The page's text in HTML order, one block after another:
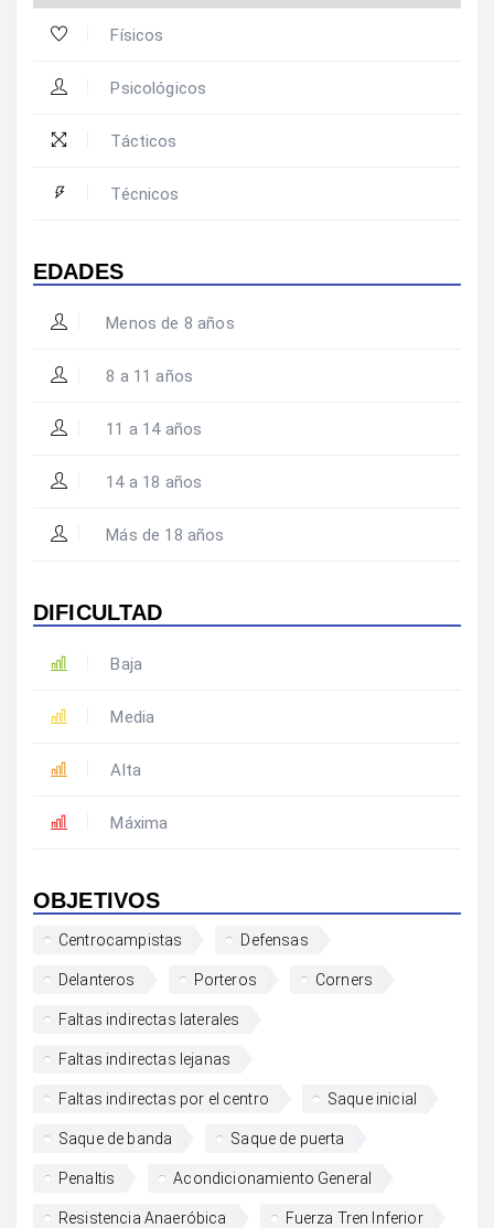
Físicos
Psicológicos
Tácticos
Técnicos
EDADES
Menos de 8 años
8 a 11 años
11 a 14 años
14 a 18 años
Más de 18 años
DIFICULTAD
Baja
Media
Alta
Máxima
OBJETIVOS
Centrocampistas Defensas
Delanteros Porteros Corners
Faltas indirectas laterales
Faltas indirectas lejanas
Faltas indirectas por el centro Saque inicial
Saque de banda Saque de puerta
Penaltis Acondicionamiento General
Resistencia Anaeróbica Fuerza Tren Inferior